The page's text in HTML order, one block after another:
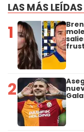
LAS MÁS LEÍDAS
1
2